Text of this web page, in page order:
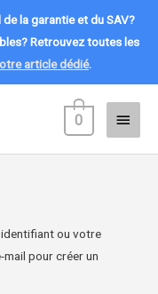
de la garantie et du SAV?
Retrouvez toutes les
article dédié.
Menu
0
ou votre
mail pour créer un